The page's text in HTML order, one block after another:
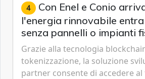
4 Con Enel e Conio
l'energia rinnovabile
senza pannelli o impianti
Grazie alla tecnologia
tokenizzazione, la soluzione
partner consente di accedere